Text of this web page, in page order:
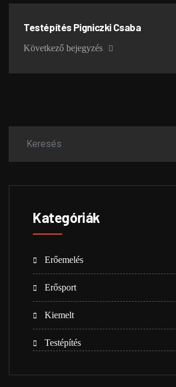
Testépítés Pigniczki Csaba
Következő bejegyzés
Kategóriák
Erőemelés
Erősport
Kiemelt
Testépítés